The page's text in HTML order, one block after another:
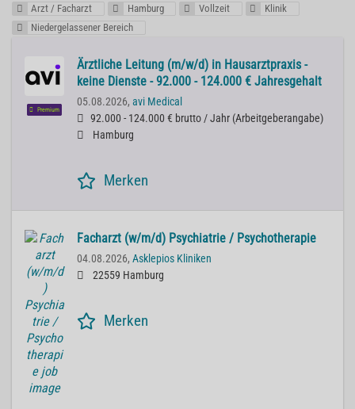
Arzt / Facharzt Hamburg Vollzeit
Klinik
Niedergelassener Bereich
Premium
Ärztliche Leitung (m/w/d) in Hausarztpraxis -
keine Dienste - 92.000 - 124.000 € Jahresgehalt
05.08.2026, avi Medical
92.000 - 124.000 € brutto / Jahr (Arbeitgeberangabe)
Hamburg
Merken
Facharzt (w/m/d) Psychiatrie / Psychotherapie
04.08.2026, Asklepios Kliniken
22559 Hamburg
Merken